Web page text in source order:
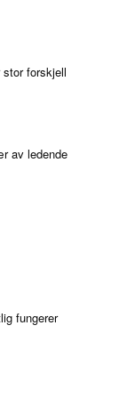
forskjell
av ledende
fungerer